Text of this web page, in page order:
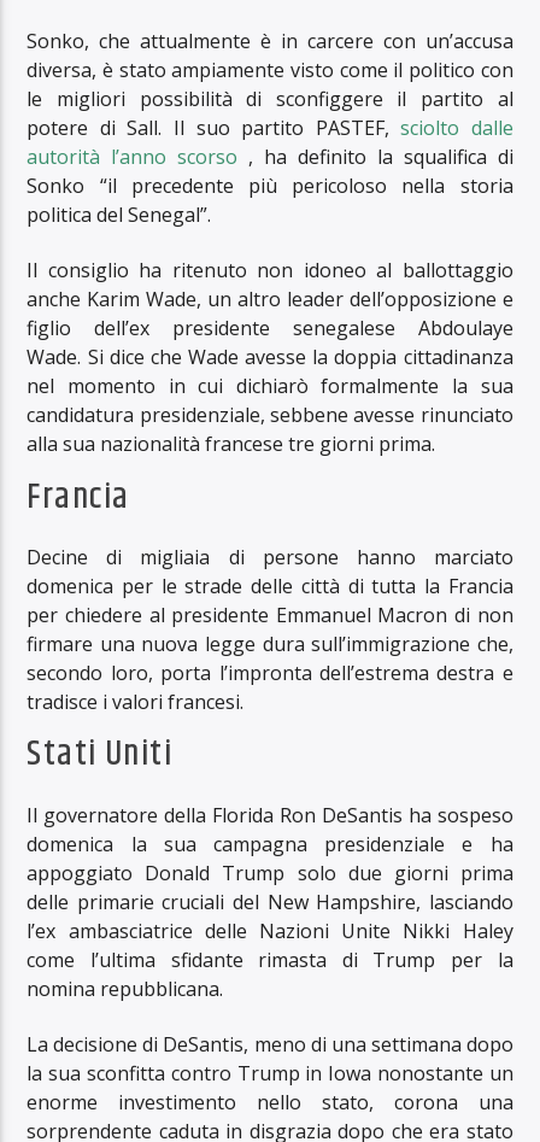
Sonko, che attualmente è in carcere con un’accusa
diversa, è stato ampiamente visto come il politico con
le migliori possibilità di sconfiggere il partito al
potere di Sall. Il suo partito PASTEF,sciolto dalle
autorità l’anno scorso , ha definito la squalifica di
Sonko “il precedente più pericoloso nella storia
politica del Senegal”.
Il consiglio ha ritenuto non idoneo al ballottaggio
anche Karim Wade, un altro leader dell’opposizione e
figlio dell’ex presidente senegalese Abdoulaye
Wade. Si dice che Wade avesse la doppia cittadinanza
nel momento in cui dichiarò formalmente la sua
candidatura presidenziale, sebbene avesse rinunciato
alla sua nazionalità francese tre giorni prima.
Francia
Decine di migliaia di persone hanno marciato
domenica per le strade delle città di tutta la Francia
per chiedere al presidente Emmanuel Macron di non
firmare una nuova legge dura sull’immigrazione che,
secondo loro, porta l’impronta dell’estrema destra e
tradisce i valori francesi.
Stati Uniti
Il governatore della Florida Ron DeSantis ha sospeso
domenica la sua campagna presidenziale e ha
appoggiato Donald Trump solo due giorni prima
delle primarie cruciali del New Hampshire, lasciando
l’ex ambasciatrice delle Nazioni Unite Nikki Haley
come l’ultima sfidante rimasta di Trump per la
nomina repubblicana.
La decisione di DeSantis, meno di una settimana dopo
la sua sconfitta contro Trump in Iowa nonostante un
enorme investimento nello stato, corona una
sorprendente caduta in disgrazia dopo che era stato